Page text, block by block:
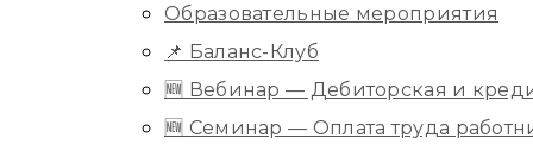
Образовательные мероприятия
📌 Баланс-Клуб
🆕 Вебинар — Дебиторская и
🆕 Семинар — Оплата труда